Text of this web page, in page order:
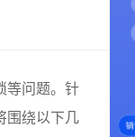
等问题。针
围绕以下几